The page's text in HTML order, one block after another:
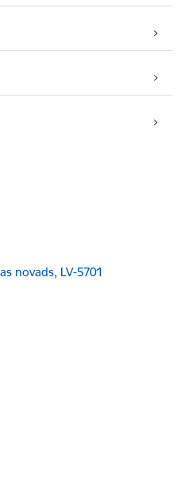
novads, LV-5701